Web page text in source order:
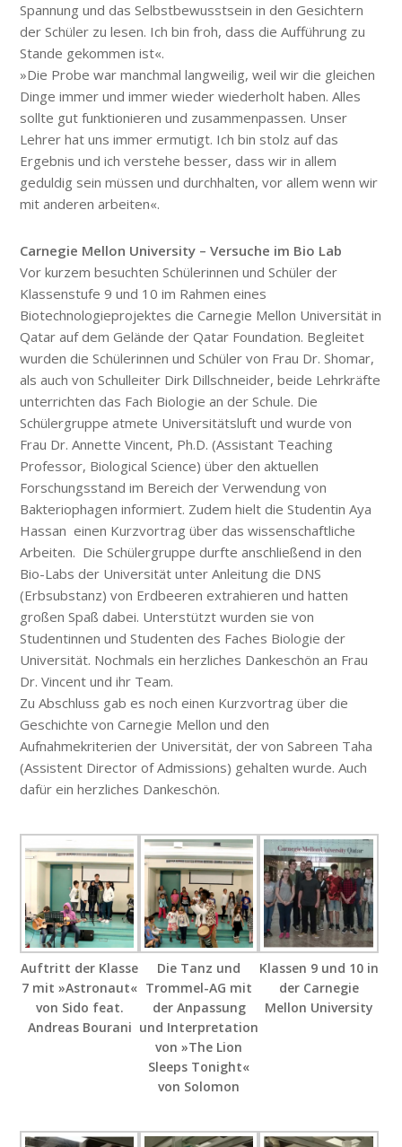
Spannung und das Selbstbewusstsein in den Gesichtern
der Schüler zu lesen. Ich bin froh, dass die Aufführung zu
Stande gekommen ist«.
»Die Probe war manchmal langweilig, weil wir die gleichen
Dinge immer und immer wieder wiederholt haben. Alles
sollte gut funktionieren und zusammenpassen. Unser
Lehrer hat uns immer ermutigt. Ich bin stolz auf das
Ergebnis und ich verstehe besser, dass wir in allem
geduldig sein müssen und durchhalten, vor allem wenn wir
mit anderen arbeiten«.
Carnegie Mellon University – Versuche im Bio Lab
Vor kurzem besuchten Schülerinnen und Schüler der
Klassenstufe 9 und 10 im Rahmen eines
Biotechnologieprojektes die Carnegie Mellon Universität in
Qatar auf dem Gelände der Qatar Foundation. Begleitet
wurden die Schülerinnen und Schüler von Frau Dr. Shomar,
als auch von Schulleiter Dirk Dillschneider, beide Lehrkräfte
unterrichten das Fach Biologie an der Schule. Die
Schülergruppe atmete Universitätsluft und wurde von
Frau Dr. Annette Vincent, Ph.D. (Assistant Teaching
Professor, Biological Science) über den aktuellen
Forschungsstand im Bereich der Verwendung von
Bakteriophagen informiert. Zudem hielt die Studentin Aya
Hassan einen Kurzvortrag über das wissenschaftliche
Arbeiten. Die Schülergruppe durfte anschließend in den
Bio-Labs der Universität unter Anleitung die DNS
(Erbsubstanz) von Erdbeeren extrahieren und hatten
großen Spaß dabei. Unterstützt wurden sie von
Studentinnen und Studenten des Faches Biologie der
Universität. Nochmals ein herzliches Dankeschön an Frau
Dr. Vincent und ihr Team.
Zu Abschluss gab es noch einen Kurzvortrag über die
Geschichte von Carnegie Mellon und den
Aufnahmekriterien der Universität, der von Sabreen Taha
(Assistent Director of Admissions) gehalten wurde. Auch
dafür ein herzliches Dankeschön.
Auftritt der Klasse
7 mit »Astronaut«
von Sido feat.
Andreas Bourani
Die Tanz und
Trommel-AG mit
der Anpassung
und Interpretation
von »The Lion
Sleeps Tonight«
von Solomon
Klassen 9 und 10 in
der Carnegie
Mellon University